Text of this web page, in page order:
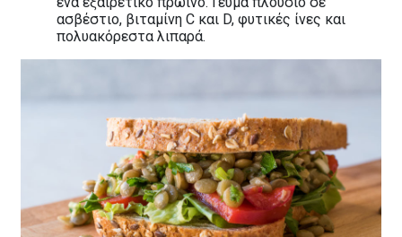
ασβέστιο, βιταμίνη C και D, φυτικές ίνες και
πολυακόρεστα λιπαρά.